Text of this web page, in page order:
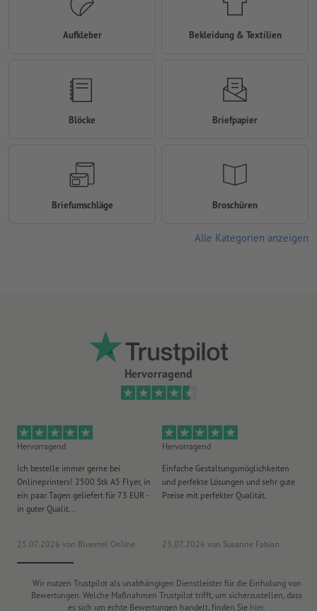
Hervorragend
Hervorragend
Ich bestelle immer gerne bei
Onlineprinters! 2500 Stk A5 Flyer, in
ein paar Tagen geliefert für 73 EUR -
in guter Qualit...
25.07.2026 von Bluemel Online
Hervorragend
Einfache Gestaltungsmöglichkeiten
und perfekte Lösungen und sehr gute
Preise mit perfekter Qualität.
23.07.2026 von Susanne Fabian
Wir nutzen Trustpilot als unabhängigen Dienstleister für die Einholung von
Bewertungen. Welche Maßnahmen Trustpilot trifft, um sicherzustellen, dass
es sich um echte Bewertungen handelt, finden Sie hier.
Aufkleber Bekleidung & Textilien
Blöcke Briefpapier
Briefumschläge Broschüren
Alle Kategorien anzeigen